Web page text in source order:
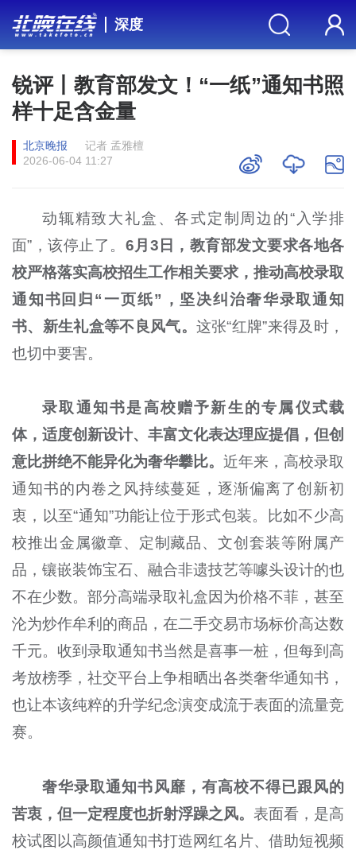
深度
锐评丨教育部发文！“一纸”通知书照
样十足含金量
北京晚报
记者 孟雅檀
2026-06-04 11:27
动辄精致大礼盒、各式定制周边的“入学排
面”，该停止了。 6月3日，教育部发文要求各地各
校严格落实高校招生工作相关要求，推动高校录取
通知书回归“一页纸”，坚决纠治奢华录取通知
书、新生礼盒等不良风气。 这张“红牌”来得及时，
也切中要害。
录取通知书是高校赠予新生的专属仪式载
体，适度创新设计、丰富文化表达理应提倡，但创
意比拼绝不能异化为奢华攀比。近年来，高校录取
通知书的内卷之风持续蔓延，逐渐偏离了创新初
衷，以至“通知”功能让位于形式包装。比如不少高
校推出金属徽章、定制藏品、文创套装等附属产
品，镶嵌装饰宝石、融合非遗技艺等噱头设计的也
不在少数。部分高端录取礼盒因为价格不菲，甚至
沦为炒作牟利的商品，在二手交易市场标价高达数
千元。收到录取通知书当然是喜事一桩，但每到高
考放榜季，社交平台上争相晒出各类奢华通知书，
也让本该纯粹的升学纪念演变成流于表面的流量竞
赛。
奢华录取通知书风靡，有高校不得已跟风的
苦衷，但一定程度也折射浮躁之风。表面看，是高
校试图以高颜值通知书打造网红名片、借助短视频